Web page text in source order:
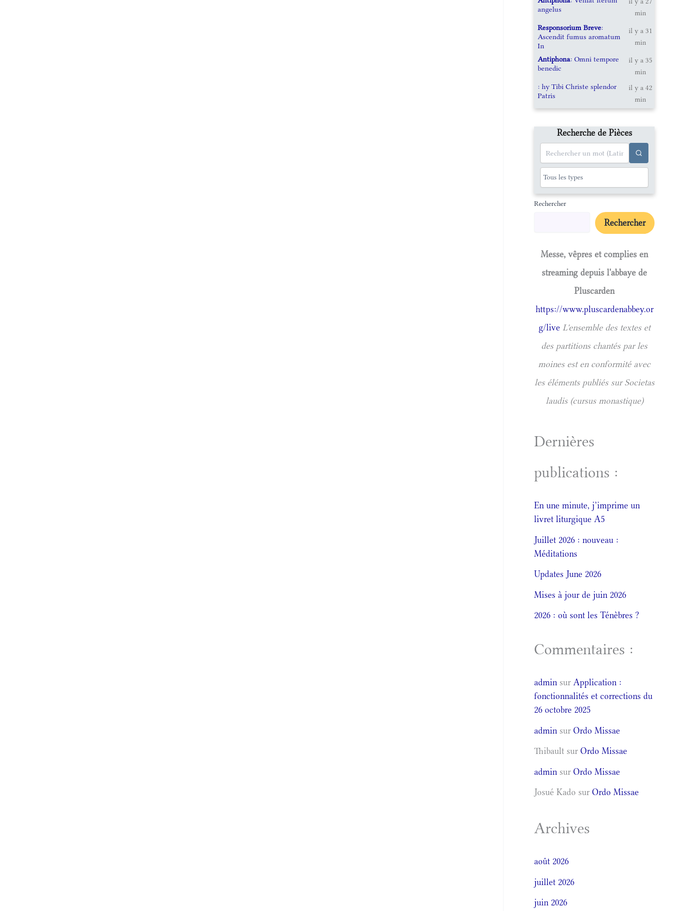
angelus
min
Responsorium Breve:
Ascendit fumus aromatum
In
il y a 31
min
Antiphona: Omni tempore
benedic
il y a 35
min
: hy Tibi Christe splendor
Patris
il y a 42
min
Recherche de Pièces
Rechercher
Rechercher
Messe, vêpres et complies en
streaming depuis l'abbaye de
Pluscarden
https://www.pluscardenabbey.or
g/live L'ensemble des textes et
des partitions chantés par les
moines est en conformité avec
les éléments publiés sur Societas
laudis (cursus monastique)
Dernières
publications :
En une minute, j’imprime un
livret liturgique A5
Juillet 2026 : nouveau :
Méditations
Updates June 2026
Mises à jour de juin 2026
2026 : où sont les Ténèbres ?
Commentaires :
admin surApplication :
fonctionnalités et corrections du
26 octobre 2025
admin surOrdo Missae
Thibault surOrdo Missae
admin surOrdo Missae
Josué Kado surOrdo Missae
Archives
août 2026
juillet 2026
juin 2026